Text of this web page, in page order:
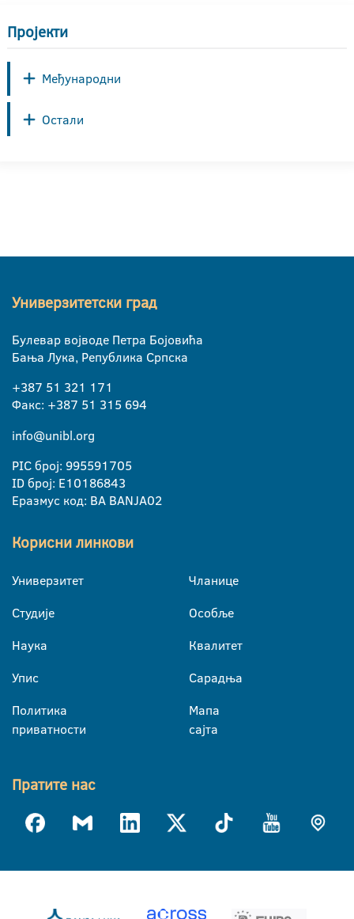
Пројекти
Међународни
Остали
Универзитетски град
Булевар војводе Петра Бојовића
Бања Лука, Република Српска
+387 51 321 171
Факс: +387 51 315 694
info@unibl.org
PIC број: 995591705
ID број: E10186843
Еразмус код: BA BANJA02
Корисни линкови
Универзитет
Студије
Наука
Упис
Политика
приватности
Чланице
Особље
Квалитет
Сарадња
Мапа
сајта
Пратите нас